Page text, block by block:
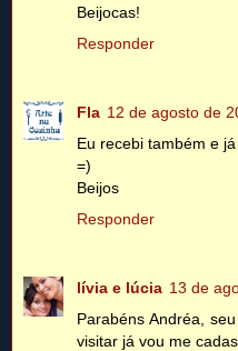
Beijocas!
Responder
Fla 12 de agosto de
Eu recebi também e
=)
Beijos
Responder
lívia e lúcia 13 de
Parabéns Andréa,
visitar já vou me